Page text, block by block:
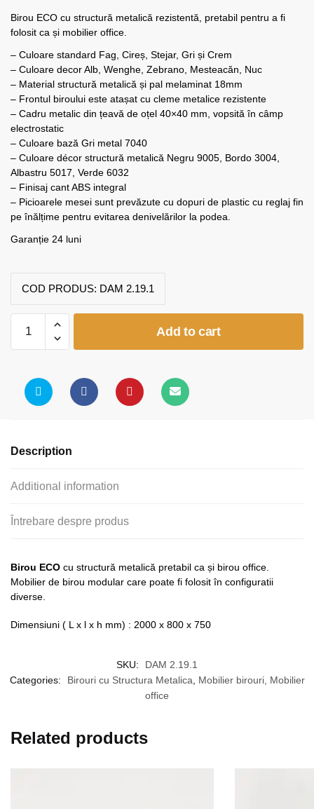
Birou ECO cu structură metalică rezistentă, pretabil pentru a fi
folosit ca și mobilier office.
– Culoare standard Fag, Cireș, Stejar, Gri și Crem
– Culoare decor Alb, Wenghe, Zebrano, Mesteacăn, Nuc
– Material structură metalică și pal melaminat 18mm
– Frontul biroului este atașat cu cleme metalice rezistente
– Cadru metalic din țeavă de oțel 40×40 mm, vopsită în câmp
electrostatic
– Culoare bază Gri metal 7040
– Culoare décor structură metalică Negru 9005, Bordo 3004,
Albastru 5017, Verde 6032
– Finisaj cant ABS integral
– Picioarele mesei sunt prevăzute cu dopuri de plastic cu reglaj fin
pe înălțime pentru evitarea denivelărilor la podea.
Garanție 24 luni
COD PRODUS: DAM 2.19.1
ECO
Add to cart
Description
Additional information
Întrebare despre produs
Birou ECO cu structură metalică pretabil ca și birou office.
Mobilier de birou modular care poate fi folosit în configuratii
diverse.
Dimensiuni ( L x l x h mm) : 2000 x 800 x 750
SKU:
DAM 2.19.1
Categories:
Birouri cu Structura Metalica
Mobilier birouri, Mobilier
office
Related products